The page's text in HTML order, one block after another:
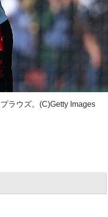
ラウズ。(C)Getty Images